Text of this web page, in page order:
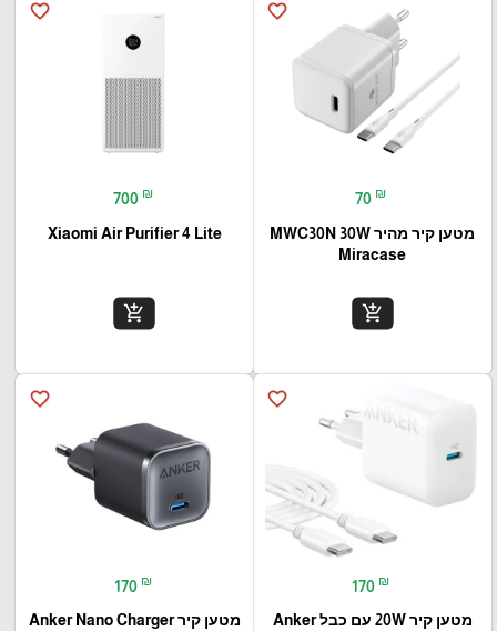
favorite_border
70 ₪
מטען קיר מהיר MWC30N 30W
Miracase
add_shopping_cart
favorite_border
700 ₪
Xiaomi Air Purifier 4 Lite
add_shopping_cart
favorite_border
170 ₪
מטען קיר 20W עם כבל Anker
favorite_border
170 ₪
מטען קיר Anker Nano Charger